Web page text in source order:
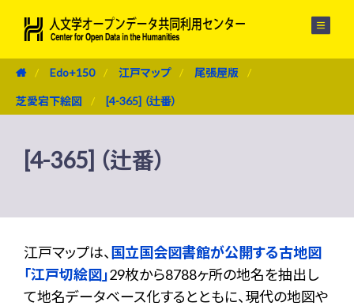
Edo+150 江戸マップ 尾張屋版
芝愛宕下絵図 [4-365] （辻番）
[4-365] （辻番）
江戸マップは、 国立国会図書館が公開する古地図
「江戸切絵図」29枚から8788ヶ所の地名を抽出し
て地名データベース化するとともに、現代の地図や